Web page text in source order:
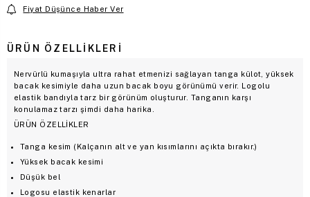
Fiyat Düşünce Haber Ver
ÜRÜN ÖZELLIKLERI
Nervürlü kumaşıyla ultra rahat etmenizi sağlayan tanga külot, yüksek
bacak kesimiyle daha uzun bacak boyu görünümü verir. Logolu
elastik bandıyla tarz bir görünüm oluşturur. Tanganın karşı
konulamaz tarzı şimdi daha harika.
ÜRÜN ÖZELLİKLER
Tanga kesim (Kalçanın alt ve yan kısımlarını açıkta bırakır.)
Yüksek bacak kesimi
Düşük bel
Logosu elastik kenarlar